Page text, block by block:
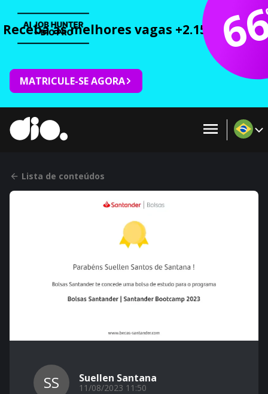
Receba as melhores vagas +2.150 cursos
MATRICULE-SE AGORA
Lista de conteúdos
SS Suellen Santana
11/08/2023 11:50